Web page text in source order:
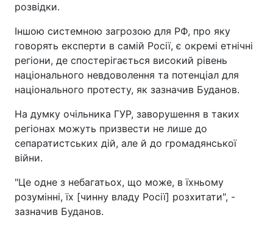
розвідки.
Іншою системною загрозою для РФ, про яку
говорять експерти в самій Росії, є окремі етнічні
регіони, де спостерігається високий рівень
національного невдоволення та потенціал для
національного протесту, як зазначив Буданов.
На думку очільника ГУР, заворушення в таких
регіонах можуть призвести не лише до
сепаратистських дій, але й до громадянської
війни.
"Це одне з небагатьох, що може, в їхньому
розумінні, їх [чинну владу Росії] розхитати", -
зазначив Буданов.